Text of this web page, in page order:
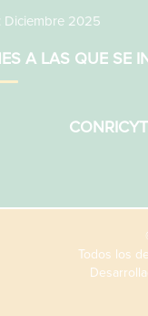
Diciembre 2025
A LAS QUE SE
CONRICYT
Todos los